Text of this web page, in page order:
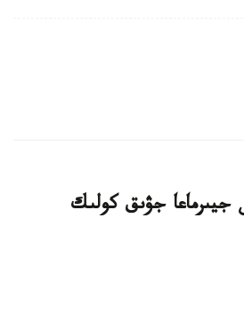
جيىرماعا جۋىق كولىك